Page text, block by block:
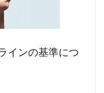
インの基準につ